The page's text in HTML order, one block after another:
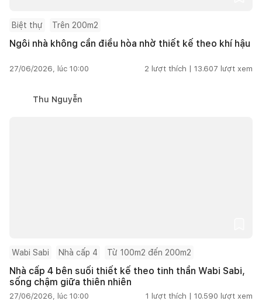
Biệt thự Trên 200m2
Ngôi nhà không cần điều hòa nhờ thiết kế theo khí hậu
27/06/2026, lúc 10:00 2 lượt thích | 13.607 lượt xem
Thu Nguyễn
Wabi Sabi Nhà cấp 4 Từ 100m2 đến 200m2
Nhà cấp 4 bên suối thiết kế theo tinh thần Wabi Sabi,
sống chậm giữa thiên nhiên
27/06/2026, lúc 10:00 1 lượt thích | 10.590 lượt xem